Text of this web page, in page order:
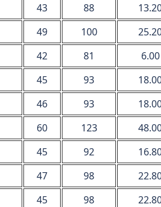
43 88
49 100
42 81 6.00
45 93
46 93
60 123
45 92
47 98
45 98